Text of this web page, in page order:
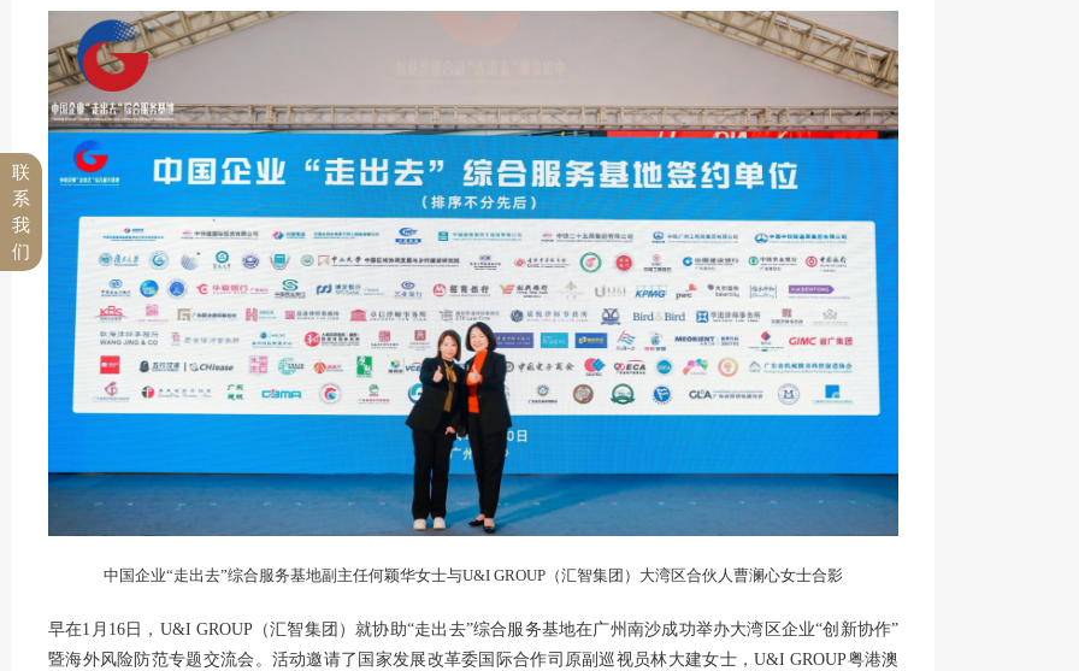
中国企业“走出去”综合服务基地副主任何颖华女士与U&I GROUP（汇智集团）大湾区合伙人曹澜心女士合影
早在1月16日，U&I GROUP（汇智集团）就协助“走出去”综合服务基地在广州南沙成功举办大湾区企业“创新协作”
暨海外风险防范专题交流会。活动邀请了国家发展改革委国际合作司原副巡视员林大建女士，U&I GROUP粤港澳
联
系
我
们